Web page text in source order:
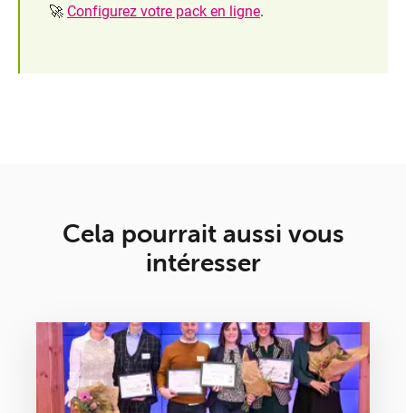
🚀 Configurez votre pack en ligne.
Cela pourrait aussi vous
intéresser